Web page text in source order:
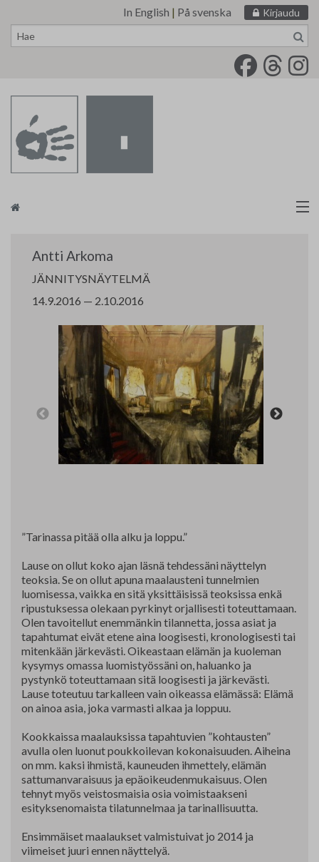
In English | På svenska Kirjaudu
sisältöön
Näyttelytoiminta
Tarvikevälitys
Yhteystiedot
Jäsenluettelo
Antti Arkoma
JÄNNITYSNÄYTELMÄ
14.9.2016 — 2.10.2016
”Tarinassa pitää olla alku ja loppu.”
Lause on ollut koko ajan läsnä tehdessäni näyttelyn
teoksia. Se on ollut apuna maalausteni tunnelmien
luomisessa, vaikka en sitä yksittäisissä teoksissa enkä
ripustuksessa olekaan pyrkinyt orjallisesti toteuttamaan.
Olen tavoitellut enemmänkin tilannetta, jossa asiat ja
tapahtumat eivät etene aina loogisesti, kronologisesti tai
mitenkään järkevästi. Oikeastaan elämän ja kuoleman
kysymys omassa luomistyössäni on, haluanko ja
pystynkö toteuttamaan sitä loogisesti ja järkevästi.
Lause toteutuu tarkalleen vain oikeassa elämässä: Elämä
on ainoa asia, joka varmasti alkaa ja loppuu.
Kookkaissa maalauksissa tapahtuvien ”kohtausten”
avulla olen luonut poukkoilevan kokonaisuuden. Aiheina
on mm. kaksi ihmistä, kauneuden ihmettely, elämän
sattumanvaraisuus ja epäoikeudenmukaisuus. Olen
tehnyt myös veistosmaisia osia voimistaakseni
esityksenomaista tilatunnelmaa ja tarinallisuutta.
Ensimmäiset maalaukset valmistuivat jo 2014 ja
viimeiset juuri ennen näyttelyä.